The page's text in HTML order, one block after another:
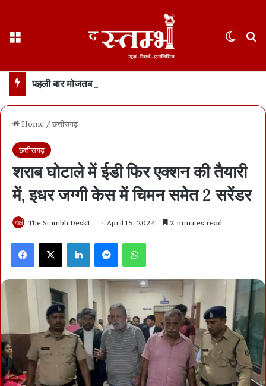
Home / छत्तीसगढ़
छत्तीसगढ़
शराब घोटाले में ईडी फिर एक्शन की तैयारी
में, इधर जग्गी केस में चिमन समेत 2 सरेंडर
The Stambh Desk1 April 15, 2024 2 minutes read
Facebook X LinkedIn